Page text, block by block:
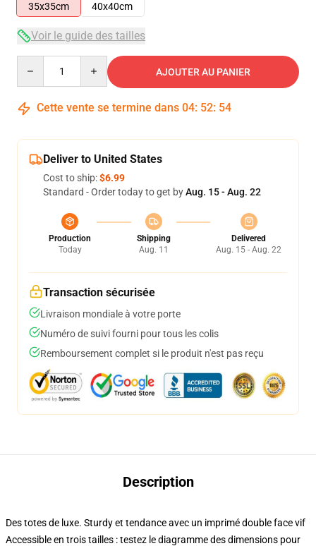
35x35cm
40x40cm
Voir le guide des tailles
AJOUTER AU PANIER
Cette vente se termine dans 04: 52: 54
Deliver to United States
Cost to ship:$6.99
Standard - Order today to get byAug. 15 - Aug. 22
Production
Today
Shipping
Aug. 11
Delivered
Aug. 15 - Aug. 22
Transaction sécurisée
Livraison mondiale à votre porte
Numéro de suivi fourni pour tous les colis
Remboursement complet si le produit n'est pas reçu
Description
Des totes de luxe. Sturdy et tendance avec un imprimé double face vif
Accessible en trois tailles : testez le diagramme des dimensions pour